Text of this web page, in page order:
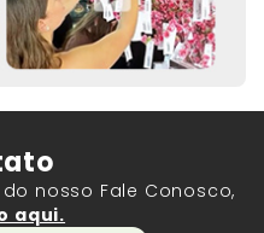
nosso Fale Conosco,
aqui.